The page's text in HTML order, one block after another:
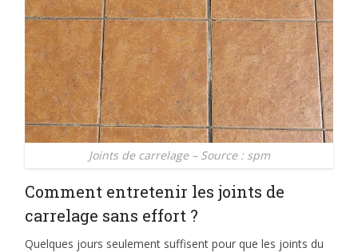
Joints de carrelage – Source : spm
Comment entretenir les joints de
carrelage sans effort ?
Quelques jours seulement suffisent pour que les joints du